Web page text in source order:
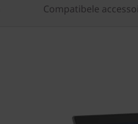
Compatibele